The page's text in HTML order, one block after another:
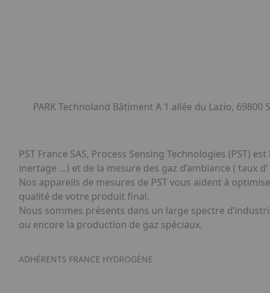
PARK Technoland Bâtiment A 1 allée du Lazio, 69800
PST France SAS, Process Sensing Technologies (PST)
inertage …) et de la mesure des gaz d’ambiance ( taux
Nos appareils de mesures de PST vous aident à
qualité de votre produit final.
Nous sommes présents dans un large spectre
ou encore la production de gaz spéciaux.
ADHÉRENTS FRANCE HYDROGÈNE